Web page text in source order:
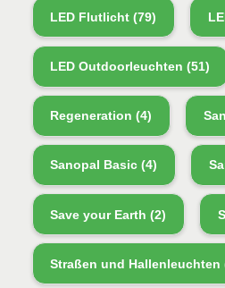
LED Flutlicht (79)
LED Outdoorleuchten (51)
Regeneration (4)
Sanopal Basic (4)
Save your Earth (2)
Straßen und Hallenleuchten